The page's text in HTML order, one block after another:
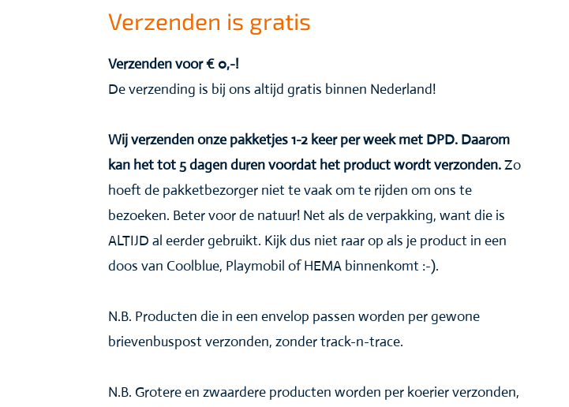
Verzenden is gratis
Verzenden voor € 0,-!
De verzending is bij ons altijd gratis binnen Nederland!
Wij verzenden onze pakketjes 1-2 keer per week met DPD. Daarom
kan het tot 5 dagen duren voordat het product wordt verzonden.Zo
hoeft de pakketbezorger niet te vaak om te rijden om ons te
bezoeken. Beter voor de natuur! Net als de verpakking, want die is
ALTIJD al eerder gebruikt. Kijk dus niet raar op als je product in een
doos van Coolblue, Playmobil of HEMA binnenkomt :-).
N.B. Producten die in een envelop passen worden per gewone
brievenbuspost verzonden, zonder track-n-trace.
N.B. Grotere en zwaardere producten worden per koerier verzonden,